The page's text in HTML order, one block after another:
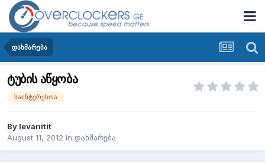
დახმარება
ტუბის აწყობა
საინტერესოა
By levanitit
August 11, 2012 in დახმარება